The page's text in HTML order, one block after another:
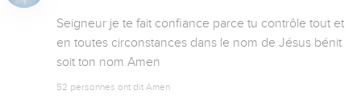
Seigneur je te fait confiance parce tu contrôle tout et
en toutes circonstances dans le nom de Jésus bénit
soit ton nom Amen
52 personnes ont dit Amen